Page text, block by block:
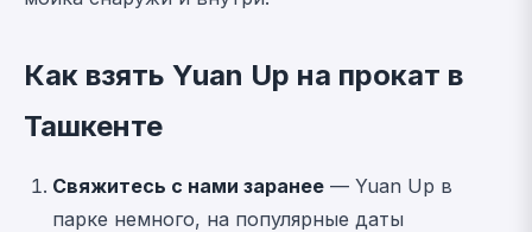
Как взять Yuan Up на прокат в
Ташкенте
Свяжитесь с нами заранее — Yuan Up в
парке немного, на популярные даты